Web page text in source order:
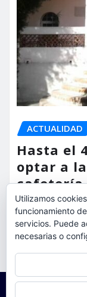
ACTUALIDAD
Hasta el
optar a
cafetería
Anabel
torrent al
Utilizamos
funcionamiento
servicios. Puede
necesarias o
Para obtener más